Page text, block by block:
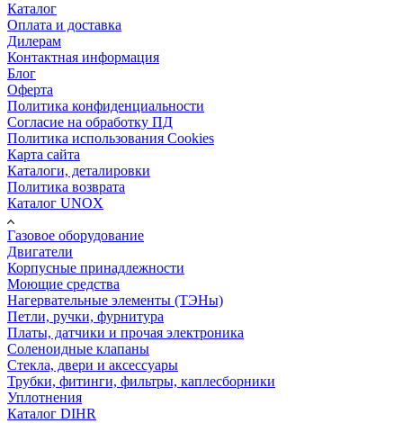
Каталог
Оплата и доставка
Дилерам
Контактная информация
Блог
Оферта
Политика конфиденциальности
Согласие на обработку ПД
Политика использования Cookies
Карта сайта
Каталоги, деталировки
Политика возврата
Каталог UNOX
Газовое оборудование
Двигатели
Корпусные принадлежности
Моющие средства
Нагервательные элементы (ТЭНы)
Петли, ручки, фурнитура
Платы, датчики и прочая электроника
Соленоидные клапаны
Стекла, двери и аксессуары
Трубки, фитинги, фильтры, каплесборники
Уплотнения
Каталог DIHR